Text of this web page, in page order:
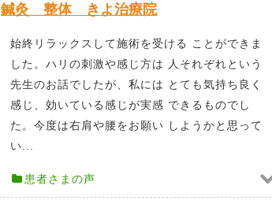
鍼灸 整体 きよ治療院
始終リラックスして施術を受ける ことができま
した。ハリの刺激や感じ方は 人それぞれという
先生のお話でしたが、私には とても気持ち良く
感じ、効いている感じが実感 できるものでし
た。今度は右肩や腰をお願い しようかと思って
い...
患者さまの声